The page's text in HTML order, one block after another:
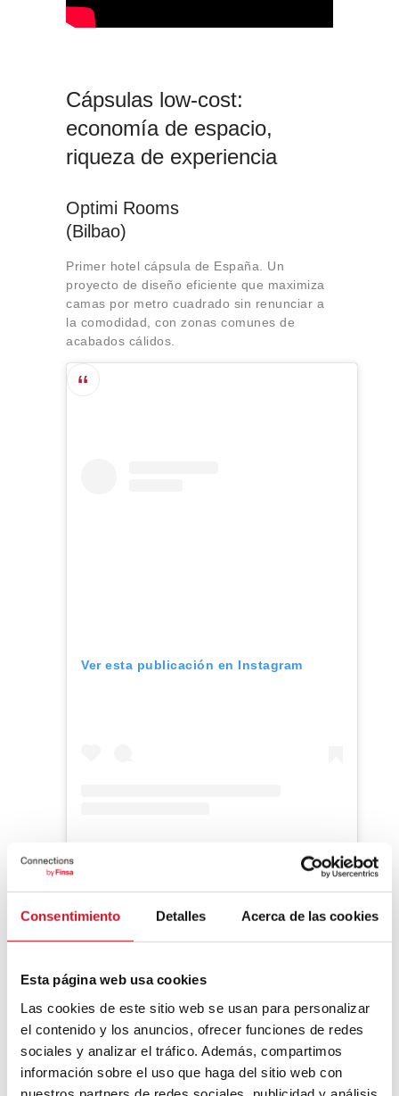
Consentimiento Detalles Acerca de las cookies
Esta página web usa cookies
Las cookies de este sitio web se usan para personalizar
el contenido y los anuncios, ofrecer funciones de redes
sociales y analizar el tráfico. Además, compartimos
información sobre el uso que haga del sitio web con
Cápsulas low-cost:
economía de espacio,
riqueza de experiencia
Optimi Rooms
(Bilbao)
Primer hotel cápsula de España. Un
proyecto de diseño eficiente que maximiza
camas por metro cuadrado sin renunciar a
la comodidad, con zonas comunes de
acabados cálidos.
Ver esta publicación en Instagram
Do-C Ebisu
(Tokio)
Una remodelación en contrachapado de
madera que actualiza el clásico hotel
cápsula mediante principios de economía